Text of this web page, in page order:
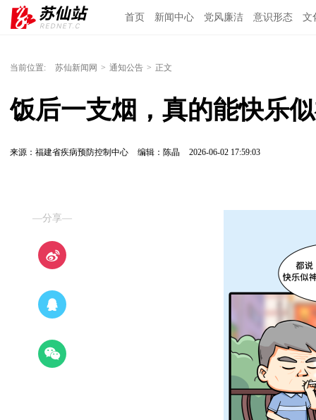
首页 新闻中心 党风廉洁 意识形态 文
当前位置: 苏仙新闻网 > 通知公告 > 正文
饭后一支烟，真的能快乐
来源：福建省疾病预防控制中心 编辑：陈晶 2026-06-02 17:59:03
—分享—